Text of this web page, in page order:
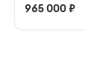
965 000 ₽